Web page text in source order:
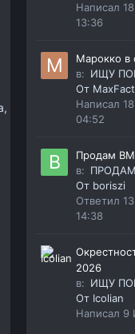
Написал
13:36
Марокко в
в: ИЩУ
От
Написал
04:52
Продам
в:
От boriszi
Ответил
14:38
2026
в: ИЩУ
От Icolian
Написал 9